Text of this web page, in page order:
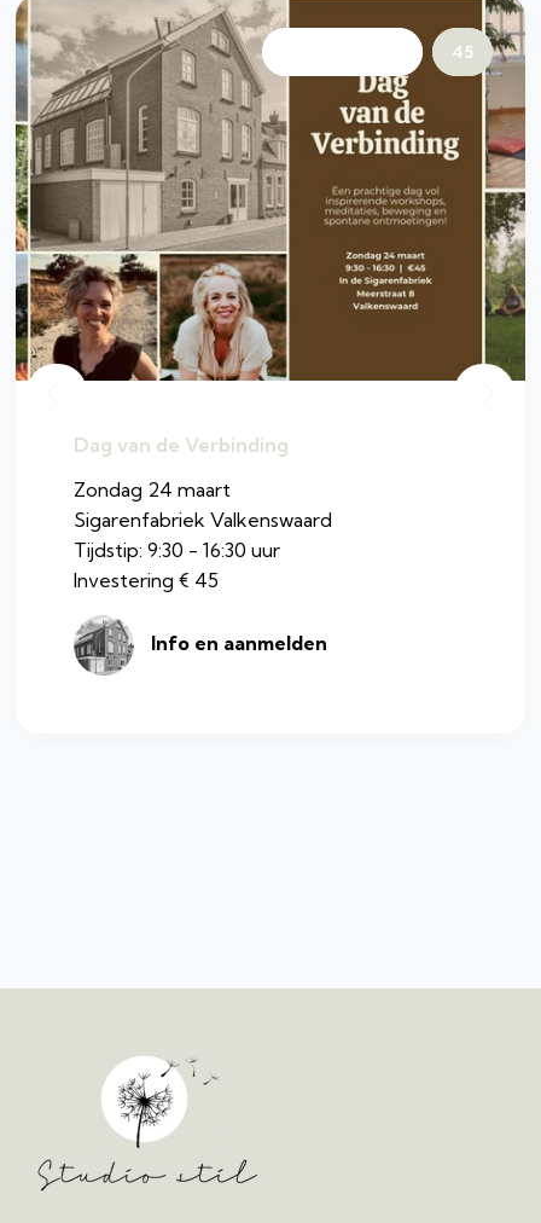
45
Dag van de Verbinding
Zondag 24 maart
Sigarenfabriek Valkenswaard
Tijdstip: 9:30 - 16:30 uur
Investering € 45
Info en aanmelden